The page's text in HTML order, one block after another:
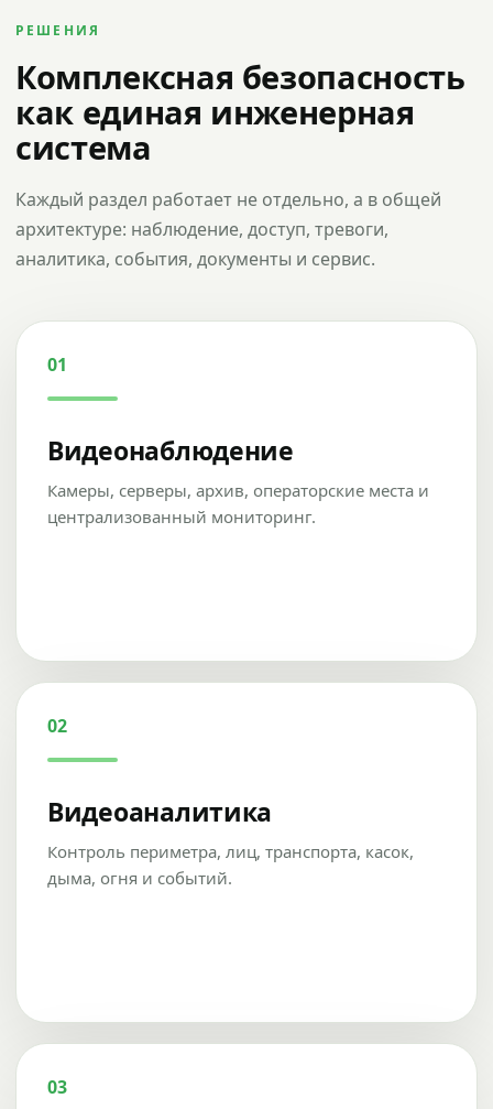
РЕШЕНИЯ
Комплексная безопасность
как единая инженерная
система
Каждый раздел работает не отдельно, а в общей
архитектуре: наблюдение, доступ, тревоги,
аналитика, события, документы и сервис.
01
Видеонаблюдение
Камеры, серверы, архив, операторские места и
централизованный мониторинг.
02
Видеоаналитика
Контроль периметра, лиц, транспорта, касок,
дыма, огня и событий.
03